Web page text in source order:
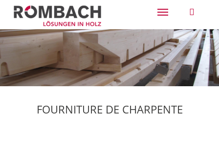
Toggle
navigation
FOURNITURE DE CHARPENTE
RACCORDEMENT BOIS - QUEUE
CONSTRUCTION DE CADRE EN BOIS
ELEMENTS EN BOIS LAMELLES COLLES